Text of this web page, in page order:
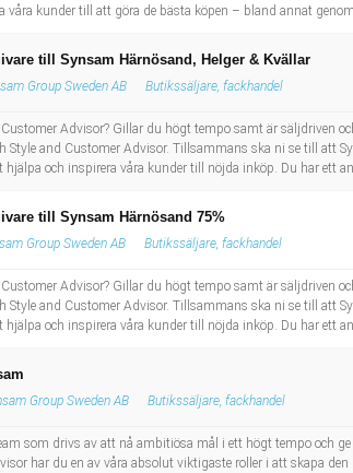
våra kunder till att göra de bästa köpen – bland annat
till Synsam Härnösand, Helger & Kvällar
Group Sweden AB Butikssäljare, fackhandel
Advisor? Gillar du högt tempo samt är säljdriven
Style and Customer Advisor. Tillsammans ska ni se till att
och inspirera våra kunder till nöjda inköp. Du har ett
till Synsam Härnösand 75%
Group Sweden AB Butikssäljare, fackhandel
Advisor? Gillar du högt tempo samt är säljdriven
Style and Customer Advisor. Tillsammans ska ni se till att
och inspirera våra kunder till nöjda inköp. Du har ett
Group Sweden AB Butikssäljare, fackhandel
som drivs av att nå ambitiösa mål i ett högt tempo och
har du en av våra absolut viktigaste roller i att skapa